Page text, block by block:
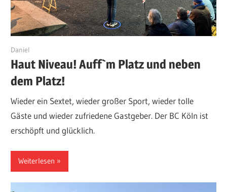
5. Juni 2026
Daniel
Haut Niveau! Auff`m Platz und neben
dem Platz!
Wieder ein Sextet, wieder großer Sport, wieder tolle
Gäste und wieder zufriedene Gastgeber. Der BC Köln ist
erschöpft und glücklich.
Weiterlesen